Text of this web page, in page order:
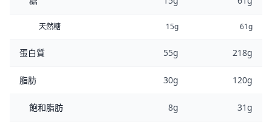
天然糖 15g 61g
蛋白質 55g 218g
脂肪 30g 120g
飽和脂肪 8g 31g